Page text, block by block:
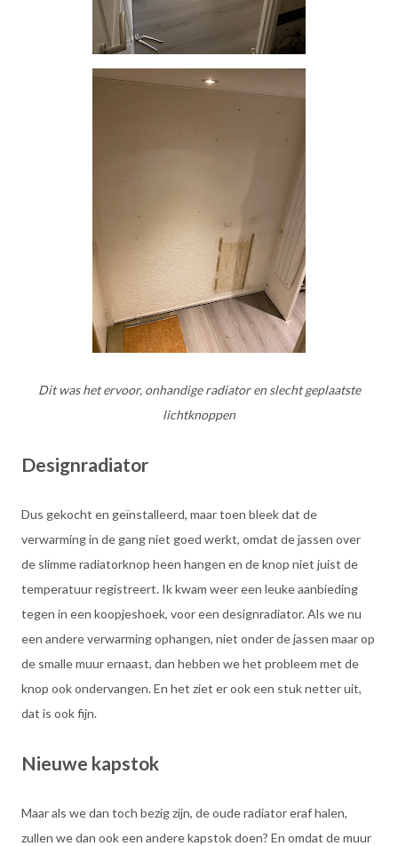
Dit was het ervoor, onhandige radiator en slecht geplaatste
lichtknoppen
Designradiator
Dus gekocht en geïnstalleerd, maar toen bleek dat de
verwarming in de gang niet goed werkt, omdat de jassen over
de slimme radiatorknop heen hangen en de knop niet juist de
temperatuur registreert. Ik kwam weer een leuke aanbieding
tegen in een koopjeshoek, voor een designradiator. Als we nu
een andere verwarming ophangen, niet onder de jassen maar op
de smalle muur ernaast, dan hebben we het probleem met de
knop ook ondervangen. En het ziet er ook een stuk netter uit,
dat is ook fijn.
Nieuwe kapstok
Maar als we dan toch bezig zijn, de oude radiator eraf halen,
zullen we dan ook een andere kapstok doen? En omdat de muur